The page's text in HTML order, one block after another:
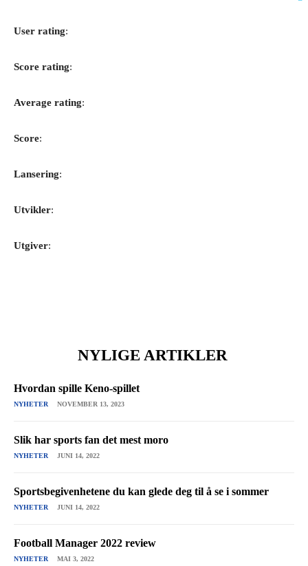
User rating:
Score rating:
Average rating:
Score:
Lansering:
Utvikler:
Utgiver:
NYLIGE ARTIKLER
Hvordan spille Keno-spillet
NYHETER NOVEMBER 13, 2023
Slik har sports fan det mest moro
NYHETER JUNI 14, 2022
Sportsbegivenhetene du kan glede deg til å se i sommer
NYHETER JUNI 14, 2022
Football Manager 2022 review
NYHETER MAI 3, 2022